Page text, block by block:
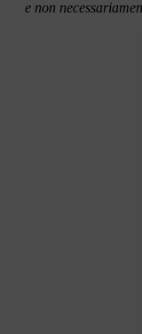
e non